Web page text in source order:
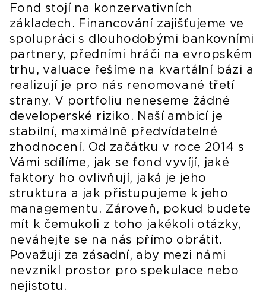
Fond stojí na konzervativních
základech. Financování zajišťujeme ve
spolupráci s dlouhodobými bankovními
partnery, předními hráči na evropském
trhu, valuace řešíme na kvartální bázi a
realizují je pro nás renomované třetí
strany. V portfoliu neneseme žádné
developerské riziko. Naší ambicí je
stabilní, maximálně předvídatelné
zhodnocení. Od začátku v roce 2014 s
Vámi sdílíme, jak se fond vyvíjí, jaké
faktory ho ovlivňují, jaká je jeho
struktura a jak přistupujeme k jeho
managementu. Zároveň, pokud budete
mít k čemukoli z toho jakékoli otázky,
neváhejte se na nás přímo obrátit.
Považuji za zásadní, aby mezi námi
nevznikl prostor pro spekulace nebo
nejistotu.